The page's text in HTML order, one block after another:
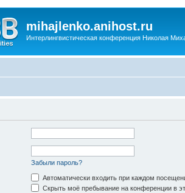
mihajlenko.anihost.ru
Интерлингвистическая конференция Николая
Забыли пароль?
Автоматически входить при каждом
Скрыть моё пребывание на конференции в